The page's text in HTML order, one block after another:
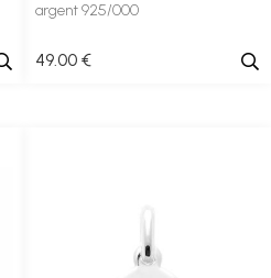
argent 925/000
49.00 €